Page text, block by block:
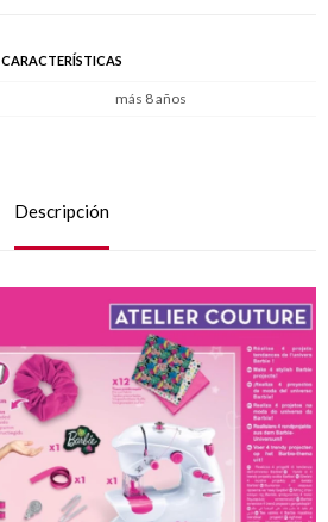
CARACTERÍSTICAS
más 8 años
Descripción